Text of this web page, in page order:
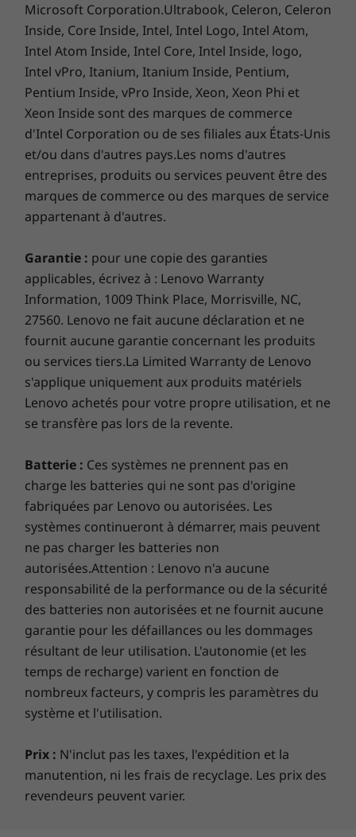
Les teintes subtiles de gris minéraux et le
design minimaliste rationalisé de l’IdeaCentre
5i complètent tout domicile contemporain,
qu’il soit caché sous un bureau ou garé sur
votre comptoir. Le panneau avant coulisse
également en avant et en arrière pour couvrir
le disque optique ou les ports.
Microsoft Corporation.Ultrabook, Celeron, Celeron
Inside, Core Inside, Intel, Intel Logo, Intel Atom,
Intel Atom Inside, Intel Core, Intel Inside, logo,
Intel vPro, Itanium, Itanium Inside, Pentium,
Pentium Inside, vPro Inside, Xeon, Xeon Phi et
Xeon Inside sont des marques de commerce
d'Intel Corporation ou de ses filiales aux États-Unis
et/ou dans d'autres pays.Les noms d'autres
entreprises, produits ou services peuvent être des
marques de commerce ou des marques de service
appartenant à d'autres.
Garantie : pour une copie des garanties
applicables, écrivez à : Lenovo Warranty
Information, 1009 Think Place, Morrisville, NC,
27560. Lenovo ne fait aucune déclaration et ne
fournit aucune garantie concernant les produits
ou services tiers.La Limited Warranty de Lenovo
s'applique uniquement aux produits matériels
Lenovo achetés pour votre propre utilisation, et ne
se transfère pas lors de la revente.
Batterie : Ces systèmes ne prennent pas en
charge les batteries qui ne sont pas d'origine
fabriquées par Lenovo ou autorisées. Les
systèmes continueront à démarrer, mais peuvent
ne pas charger les batteries non
autorisées.Attention : Lenovo n'a aucune
responsabilité de la performance ou de la sécurité
des batteries non autorisées et ne fournit aucune
garantie pour les défaillances ou les dommages
résultant de leur utilisation. L'autonomie (et les
temps de recharge) varient en fonction de
nombreux facteurs, y compris les paramètres du
système et l'utilisation.
Prix : N'inclut pas les taxes, l'expédition et la
manutention, ni les frais de recyclage. Les prix des
revendeurs peuvent varier.